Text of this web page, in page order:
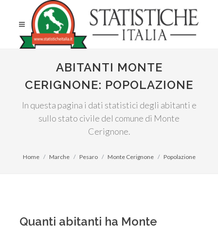
ABITANTI MONTE
CERIGNONE: POPOLAZIONE
In questa pagina i dati statistici degli abitanti e
sullo stato civile del comune di Monte
Cerignone.
Home Marche Pesaro Monte Cerignone Popolazione
Quanti abitanti ha Monte